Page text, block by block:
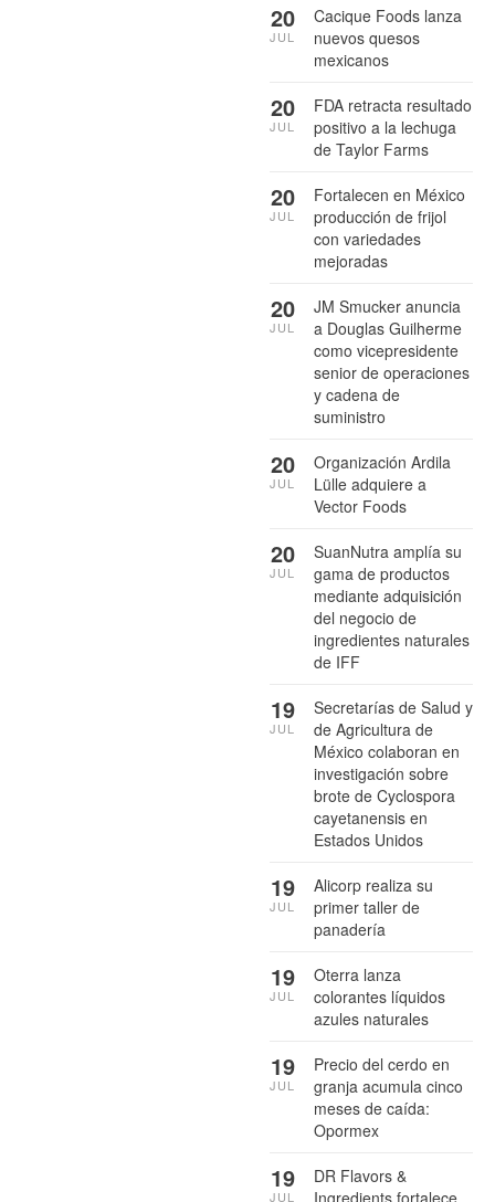
Cacique Foods lanza
nuevos quesos
mexicanos
20
JUL
FDA retracta resultado
positivo a la lechuga
de Taylor Farms
20
JUL
Fortalecen en México
producción de frijol
con variedades
mejoradas
20
JUL
JM Smucker anuncia
a Douglas Guilherme
como vicepresidente
senior de operaciones
y cadena de
suministro
20
JUL
Organización Ardila
Lülle adquiere a
Vector Foods
20
JUL
SuanNutra amplía su
gama de productos
mediante adquisición
del negocio de
ingredientes naturales
de IFF
20
JUL
Secretarías de Salud y
de Agricultura de
México colaboran en
investigación sobre
brote de Cyclospora
cayetanensis en
Estados Unidos
19
JUL
Alicorp realiza su
primer taller de
panadería
19
JUL
Oterra lanza
colorantes líquidos
azules naturales
19
JUL
Precio del cerdo en
granja acumula cinco
meses de caída:
Opormex
19
JUL
DR Flavors &
19
JUL